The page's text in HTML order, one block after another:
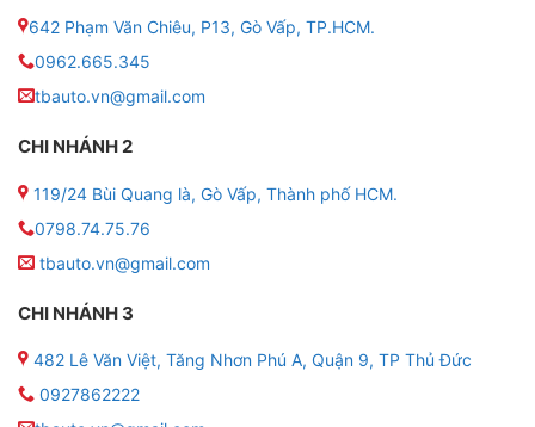
Bộ gập gương lên xuống kính tự động xe Honda
✤ Gập gương lên kính xe tự động giúp lái xe tiện lợi
hơn khi xe hoạt động.
642 Phạm Văn Chiêu, P13, Gò Vấp, TP.HCM.
0962.665.345
tbauto.vn@gmail.com
CHI NHÁNH 2
119/24 Bùi Quang là, Gò Vấp, Thành phố HCM.
0798.74.75.76
tbauto.vn@gmail.com
CHI NHÁNH 3
482 Lê Văn Việt, Tăng Nhơn Phú A, Quận 9, TP Thủ Đức
0927862222